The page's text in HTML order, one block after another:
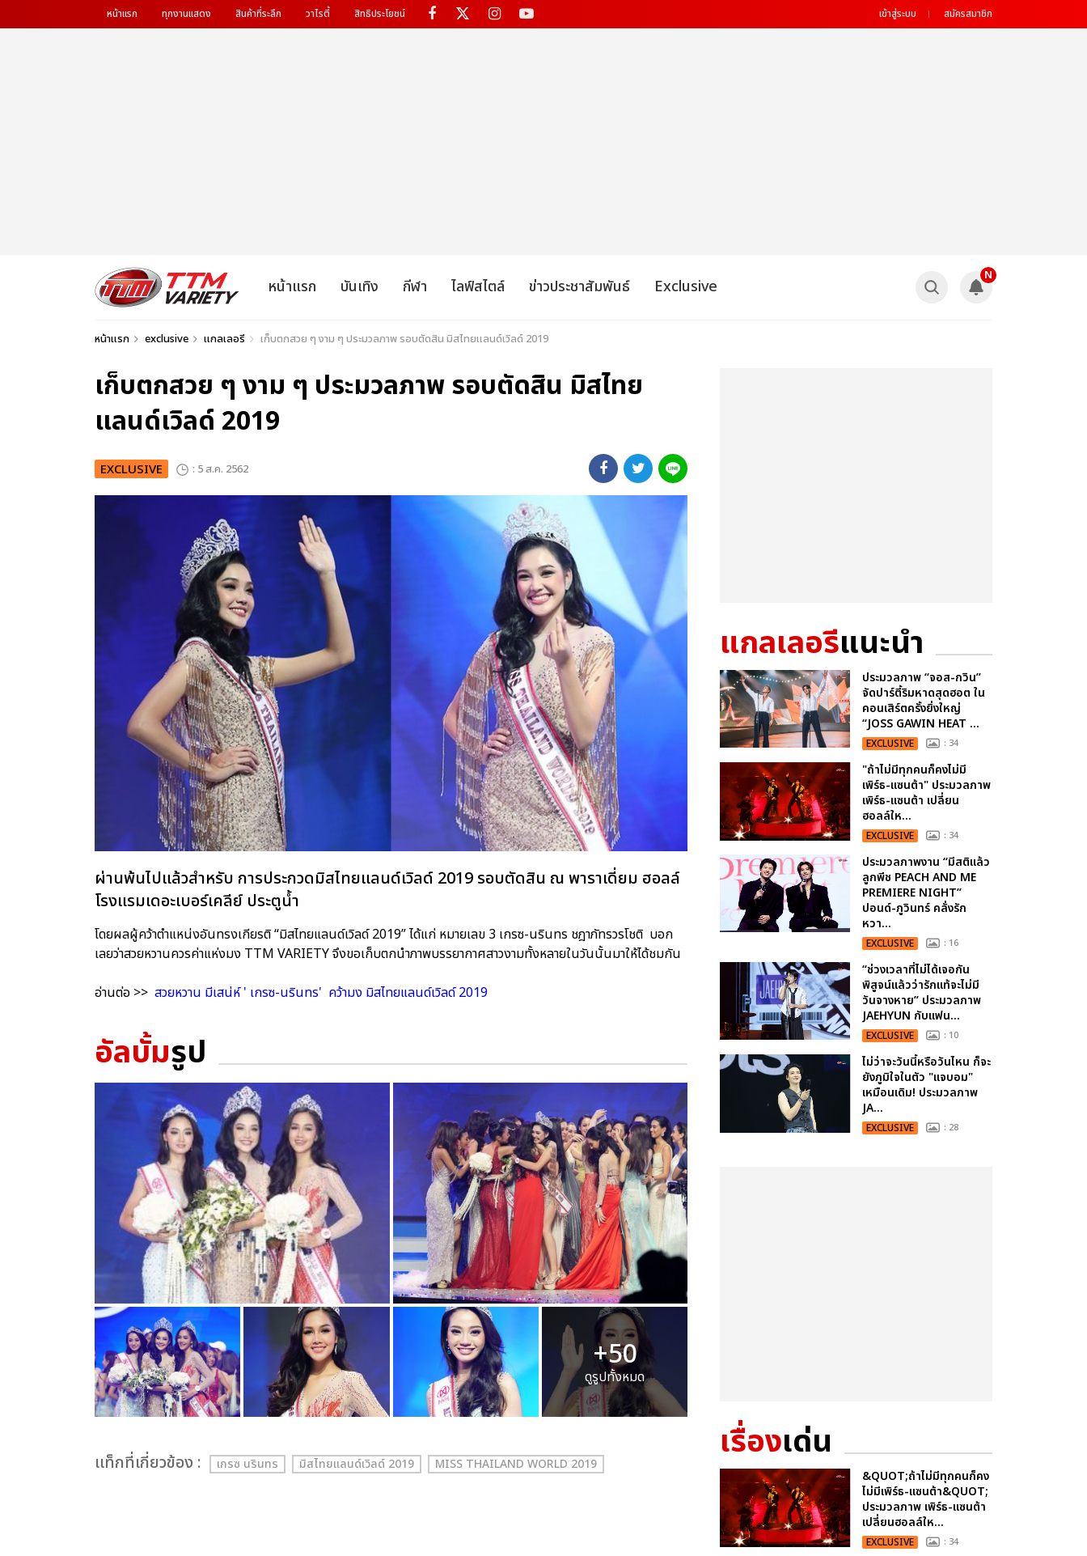
หน้าแรก ทุกงานแสดง สินค้าที่ระลึก วาไรตี้ สิทธิประโยชน์ เข้าสู่ระบบ สมัครสมาชิก
หน้าแรก บันเทิง กีฬา ไลฟ์สไตล์ ข่าวประชาสัมพันธ์ Exclusive
N
หน้าแรก exclusive แกลเลอรี เก็บตกสวย ๆ งาม ๆ ประมวลภาพ รอบตัดสิน มิสไทยแลนด์เวิลด์ 2019
เก็บตกสวย ๆ งาม ๆ ประมวลภาพ รอบตัดสิน มิสไทย
แลนด์เวิลด์ 2019
EXCLUSIVE : 5 ส.ค. 2562
ผ่านพ้นไปแล้วสำหรับ การประกวดมิสไทยแลนด์เวิลด์ 2019 รอบตัดสิน ณ พาราเดี่ยม ฮอลล์
โรงแรมเดอะเบอร์เคลีย์ ประตูน้ำ
โดยผลผู้คว้าตำแหน่งอันทรงเกียรติ “มิสไทยแลนด์เวิลด์ 2019” ได้แก่ หมายเลข 3 เกรซ-นรินทร ชฎาภัทรวรโชติ บอก
เลยว่าสวยหวานควรค่าแห่งมง TTM VARIETY จึงขอเก็บตกนำภาพบรรยากาศสาวงามทั้งหลายในวันนั้นมาให้ได้ชมกัน
อ่านต่อ >> สวยหวาน มีเสน่ห์ ' เกรซ-นรินทร' คว้ามง มิสไทยแลนด์เวิลด์ 2019
อัลบั้มรูป
+50
ดูรูปทั้งหมด
เเท็กที่เกี่ยวข้อง : เกรซ นรินทร มิสไทยแลนด์เวิลด์ 2019 MISS THAILAND WORLD 2019
แกลเลอรีแนะนำ
ประมวลภาพ “จอส-กวิน”
จัดปาร์ตี้ริมหาดสุดฮอต ใน
คอนเสิร์ตครั้งยิ่งใหญ่
“JOSS GAWIN HEAT ...
EXCLUSIVE : 34
"ถ้าไม่มีทุกคนก็คงไม่มี
เพิร์ธ-แซนต้า" ประมวลภาพ
เพิร์ธ-แซนต้า เปลี่ยน
ฮอลล์ให...
EXCLUSIVE : 34
ประมวลภาพงาน “มีสติแล้ว
ลูกพีช PEACH AND ME
PREMIERE NIGHT”
ปอนด์-ภูวินทร์ คลั่งรัก
หวา...
EXCLUSIVE : 16
“ช่วงเวลาที่ไม่ได้เจอกัน
พิสูจน์แล้วว่ารักแท้จะไม่มี
วันจางหาย” ประมวลภาพ
JAEHYUN กับแฟน...
EXCLUSIVE : 10
ไม่ว่าจะวันนี้หรือวันไหน ก็จะ
ยังภูมิใจในตัว "แจบอม"
เหมือนเดิม! ประมวลภาพ
JA...
EXCLUSIVE : 28
เรื่องเด่น
&QUOT;ถ้าไม่มีทุกคนก็คง
ไม่มีเพิร์ธ-แซนต้า&QUOT;
ประมวลภาพ เพิร์ธ-แซนต้า
เปลี่ยนฮอลล์ให...
EXCLUSIVE : 34